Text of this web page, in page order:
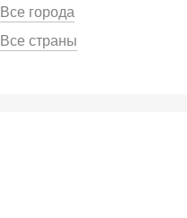
Все города
Все страны